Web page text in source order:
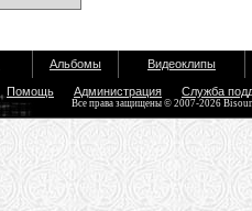
Альбомы Видеоклипы
Помощь Администрация Служба
Все права защищены © 2007-2026